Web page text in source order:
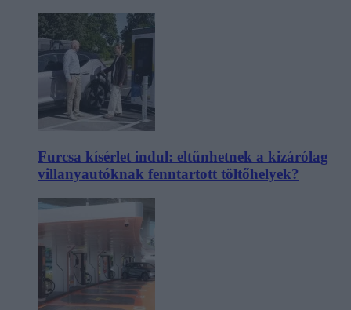
Furcsa kísérlet indul: eltűnhetnek a kizárólag
villanyautóknak fenntartott töltőhelyek?